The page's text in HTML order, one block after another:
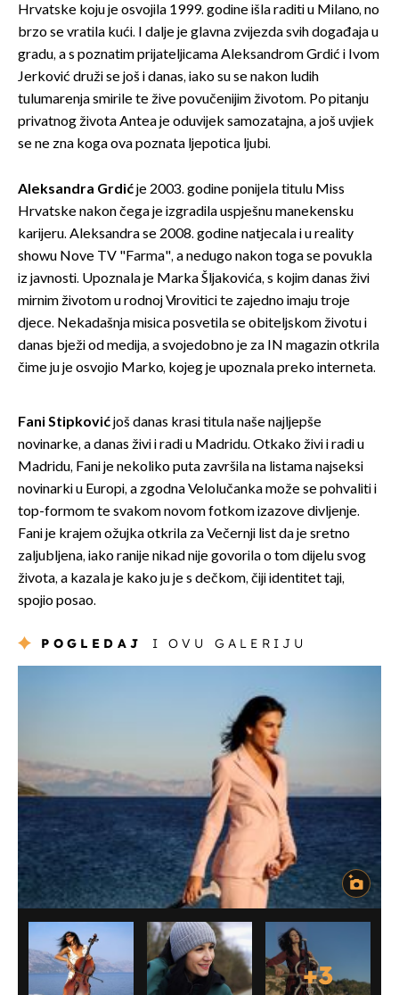
Hrvatske koju je osvojila 1999. godine išla raditi u Milano, no
brzo se vratila kući. I dalje je glavna zvijezda svih događaja u
gradu, a s poznatim prijateljicama Aleksandrom Grdić i Ivom
Jerković druži se još i danas, iako su se nakon ludih
tulumarenja smirile te žive povučenijim životom. Po pitanju
privatnog života Antea je oduvijek samozatajna, a još uvjiek
se ne zna koga ova poznata ljepotica ljubi.
Aleksandra Grdićje 2003. godine ponijela titulu Miss
Hrvatske nakon čega je izgradila uspješnu manekensku
karijeru. Aleksandra se 2008. godine natjecala i u reality
showu Nove TV "Farma", a nedugo nakon toga se povukla
iz javnosti. Upoznala je Marka Šljakovića, s kojim danas živi
mirnim životom u rodnoj Virovitici te zajedno imaju troje
djece. Nekadašnja misica posvetila se obiteljskom životu i
danas bježi od medija, a svojedobno je za IN magazin otkrila
čime ju je osvojio Marko, kojeg je upoznala preko interneta.
Fani Stipkovićjoš danas krasi titula naše najljepše
novinarke, a danas živi i radi u Madridu. Otkako živi i radi u
Madridu, Fani je nekoliko puta završila na listama najseksi
novinarki u Europi, a zgodna Velolučanka može se pohvaliti i
top-formom te svakom novom fotkom izazove divljenje.
Fani je krajem ožujka otkrila za Večernji list da je sretno
zaljubljena, iako ranije nikad nije govorila o tom dijelu svog
života, a kazala je kako ju je s dečkom, čiji identitet taji,
spojio posao.
POGLEDAJ I OVU GALERIJU
+3